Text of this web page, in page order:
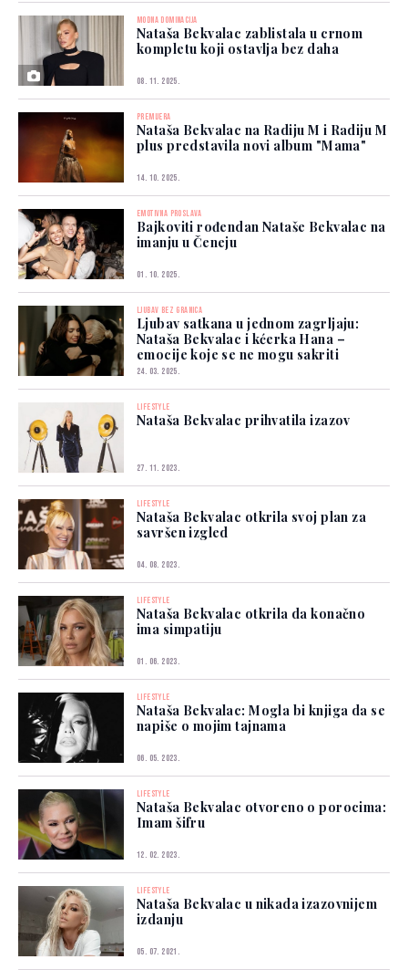
MODNA DOMINACIJA
Nataša Bekvalac zablistala u crnom
kompletu koji ostavlja bez daha
08. 11. 2025.
PREMIJERA
Nataša Bekvalac na Radiju M i Radiju M
plus predstavila novi album "Mama"
14. 10. 2025.
EMOTIVNA PROSLAVA
Bajkoviti rođendan Nataše Bekvalac na
imanju u Čeneju
01. 10. 2025.
LJUBAV BEZ GRANICA
Ljubav satkana u jednom zagrljaju:
Nataša Bekvalac i kćerka Hana –
emocije koje se ne mogu sakriti
24. 03. 2025.
LIFESTYLE
Nataša Bekvalac prihvatila izazov
27. 11. 2023.
LIFESTYLE
Nataša Bekvalac otkrila svoj plan za
savršen izgled
04. 08. 2023.
LIFESTYLE
Nataša Bekvalac otkrila da konačno
ima simpatiju
01. 06. 2023.
LIFESTYLE
Nataša Bekvalac: Mogla bi knjiga da se
napiše o mojim tajnama
06. 05. 2023.
LIFESTYLE
Nataša Bekvalac otvoreno o porocima:
Imam šifru
12. 02. 2023.
LIFESTYLE
Nataša Bekvalac u nikada izazovnijem
izdanju
05. 07. 2021.